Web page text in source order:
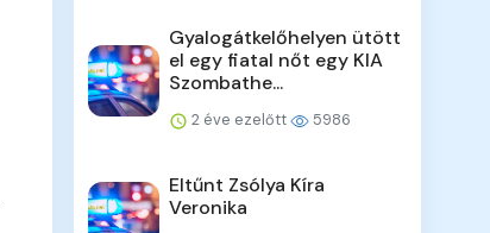
Gyalogátkelőhelyen ütött
el egy fiatal nőt egy KIA
Szombathe...
2 éve ezelőtt 5986
Eltűnt Zsólya Kíra
Veronika